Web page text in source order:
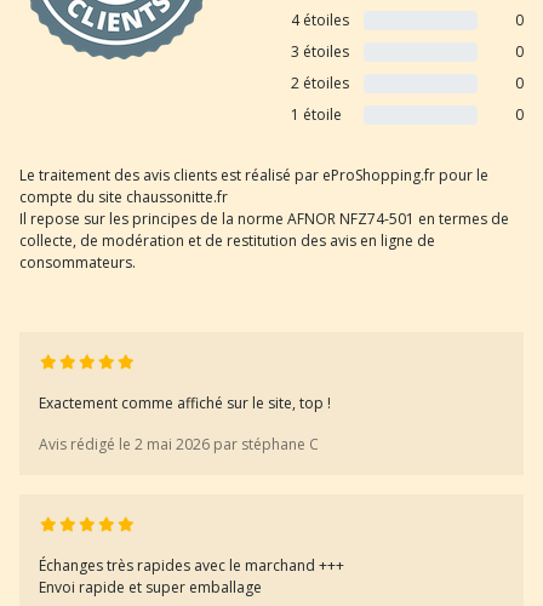
4 étoiles
0
3 étoiles
0
2 étoiles
0
1 étoile
0
Le traitement des avis clients est réalisé par eProShopping.fr pour le
compte du site chaussonitte.fr
Il repose sur les principes de la norme AFNOR NFZ74-501 en termes de
collecte, de modération et de restitution des avis en ligne de
consommateurs.
Exactement comme affiché sur le site, top !
Avis rédigé le 2 mai 2026 par stéphane C
Échanges très rapides avec le marchand +++
Envoi rapide et super emballage